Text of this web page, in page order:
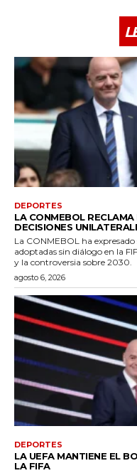
DEPORTES
LA CONMEBOL
DECISIONES
La CONMEBOL ha
adoptadas sin diálogo en la
y la controversia sobre 2030.
agosto 6, 2026
DEPORTES
LA UEFA MANTIENE EL
LA FIFA